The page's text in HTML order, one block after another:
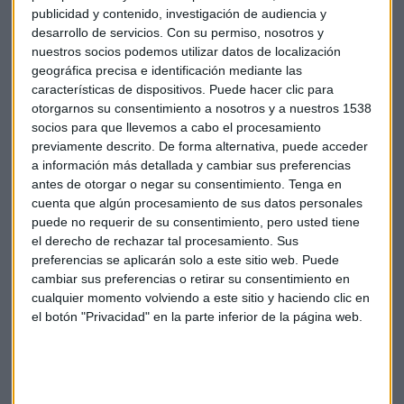
publicidad y contenido, investigación de audiencia y
desarrollo de servicios. Con su permiso, nosotros y
nuestros socios podemos utilizar datos de localización
geográfica precisa e identificación mediante las
características de dispositivos. Puede hacer clic para
otorgarnos su consentimiento a nosotros y a nuestros 1538
socios para que llevemos a cabo el procesamiento
previamente descrito. De forma alternativa, puede acceder
a información más detallada y cambiar sus preferencias
antes de otorgar o negar su consentimiento. Tenga en
cuenta que algún procesamiento de sus datos personales
puede no requerir de su consentimiento, pero usted tiene
el derecho de rechazar tal procesamiento. Sus
preferencias se aplicarán solo a este sitio web. Puede
cambiar sus preferencias o retirar su consentimiento en
cualquier momento volviendo a este sitio y haciendo clic en
el botón "Privacidad" en la parte inferior de la página web.
toma de beneficios. En cuanto a losnuevos aranceles
entre ambas potencias, RaquelBlázquezrelativiza el
impacto. En la economía deEEUUel impacto sería de entre
un 0,1-0,2%, mientras que en China tendría un efecto mayor,
de en torno al 1%. Sin embargo, en el gigante asiático se
prevén estímulos monetarios y fiscales de inversión pública
que restarían un 0,7%, con lo que el impacto final sería de un
0,3%.
Política monetaria Raquel Blázquez Ibercaja
Guerra comercial Aranceles China